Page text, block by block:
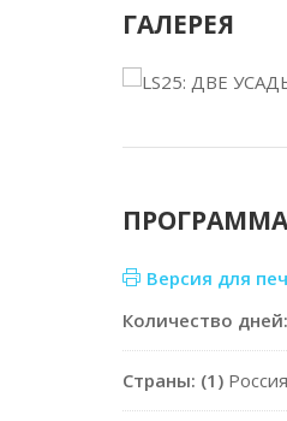
ГАЛЕРЕЯ
Версия для
Количество дней:
Страны: (1) Россия